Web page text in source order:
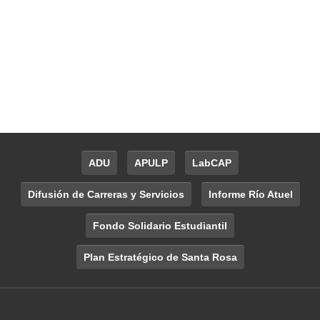
ADU APULP LabCAP
Difusión de Carreras y Servicios Informe Río Atuel
Fondo Solidario Estudiantil
Plan Estratégico de Santa Rosa